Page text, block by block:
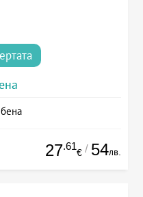
27.61
€ / 54лв.